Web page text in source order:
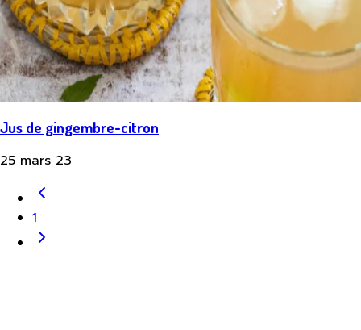
Jus de gingembre-citron
25 mars 23
1